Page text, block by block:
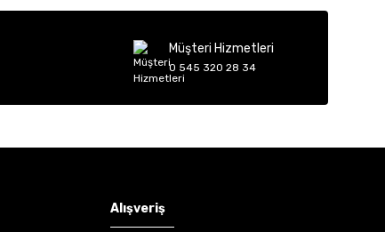
Müşteri Hizmetleri
0 545 320 28 34
Alışveriş